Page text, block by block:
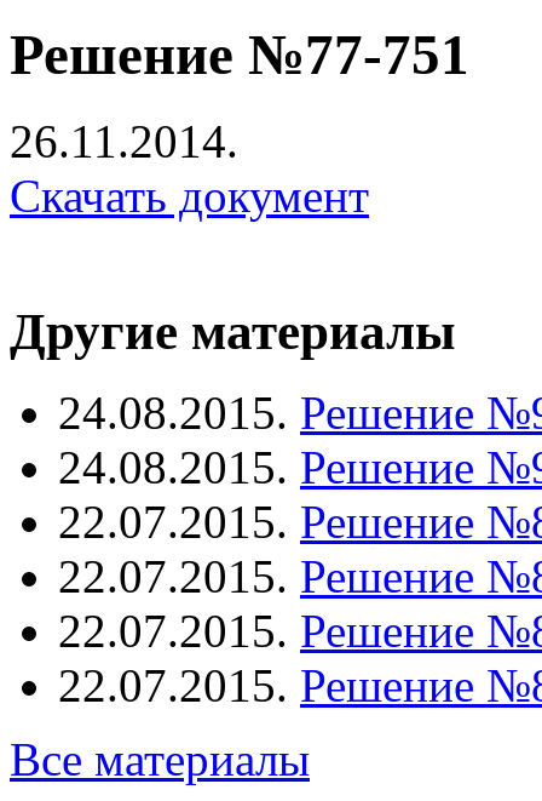
Решение №77-751
26.11.2014.
Скачать документ
Другие материалы
24.08.2015. Решение
24.08.2015. Решение
22.07.2015. Решение
22.07.2015. Решение
22.07.2015. Решение
22.07.2015. Решение
Все материалы